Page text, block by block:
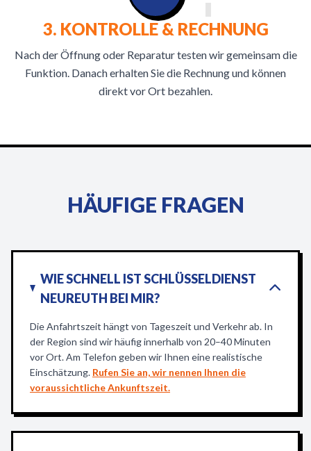
3. KONTROLLE & RECHNUNG
Nach der Öffnung oder Reparatur testen wir gemeinsam die
Funktion. Danach erhalten Sie die Rechnung und können
direkt vor Ort bezahlen.
HÄUFIGE FRAGEN
WIE SCHNELL IST SCHLÜSSELDIENST
NEUREUTH BEI MIR?
Die Anfahrtszeit hängt von Tageszeit und Verkehr ab. In
der Region sind wir häufig innerhalb von 20–40 Minuten
vor Ort. Am Telefon geben wir Ihnen eine realistische
Einschätzung. Rufen Sie an, wir nennen Ihnen die
voraussichtliche Ankunftszeit.